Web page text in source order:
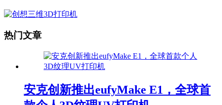
热门文章
安克创新推出eufyMake E1，全球首